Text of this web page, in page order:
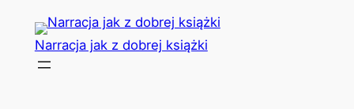
Przejdź
treści
Narracja jak z dobrej książki